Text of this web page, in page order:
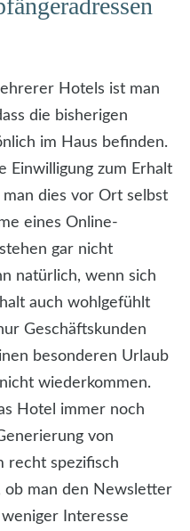
Hotels ist man
die bisherigen
im Haus befinden.
Einwilligung zum Erhalt
dies vor Ort selbst
eines Online-
gar nicht
natürlich, wenn sich
auch wohlgefühlt
Geschäftskunden
besonderen Urlaub
wiederkommen.
Hotel immer noch
von
recht spezifisch
ob man den Newsletter
Interesse